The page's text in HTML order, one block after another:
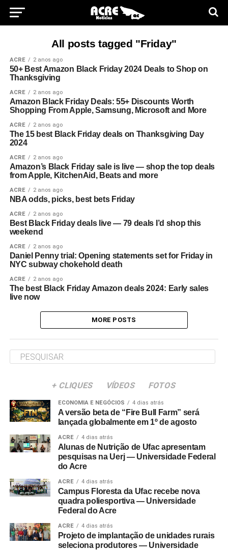
All posts tagged "Friday"
ACRE 2 anos ago
50+ Best Amazon Black Friday 2024 Deals to Shop on
Thanksgiving
ACRE 2 anos ago
Amazon Black Friday Deals: 55+ Discounts Worth
Shopping From Apple, Samsung, Microsoft and More
ACRE 2 anos ago
The 15 best Black Friday deals on Thanksgiving Day
2024
ACRE 2 anos ago
Amazon’s Black Friday sale is live — shop the top deals
from Apple, KitchenAid, Beats and more
ACRE 2 anos ago
NBA odds, picks, best bets Friday
ACRE 2 anos ago
Best Black Friday deals live — 79 deals I’d shop this
weekend
ACRE 2 anos ago
Daniel Penny trial: Opening statements set for Friday in
NYC subway chokehold death
ACRE 2 anos ago
The best Black Friday Amazon deals 2024: Early sales
live now
MORE POSTS
+ CLIQUES VÍDEOS FOTOS
ECONOMIA E NEGÓCIOS 4 dias atrás
A versão beta de “Fire Bull Farm” será
lançada globalmente em 1º de agosto
ACRE 4 dias atrás
Alunas de Nutrição de Ufac apresentam
pesquisas na Uerj — Universidade Federal
do Acre
ACRE 4 dias atrás
Campus Floresta da Ufac recebe nova
quadra poliesportiva — Universidade
Federal do Acre
ACRE 4 dias atrás
Projeto de implantação de unidades rurais
seleciona produtores — Universidade